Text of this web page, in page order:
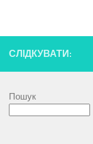
СЛІДКУВАТИ:
Пошук